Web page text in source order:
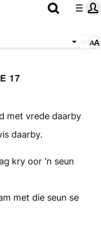
17
met vrede daarby
daarby.
kry oor 'n seun
met die seun se